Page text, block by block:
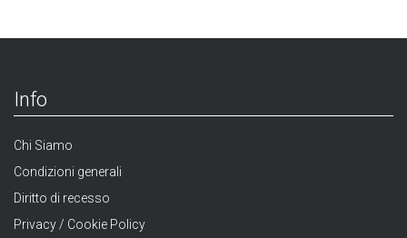
Info
Chi Siamo
Condizioni generali
Diritto di recesso
Privacy / Cookie Policy